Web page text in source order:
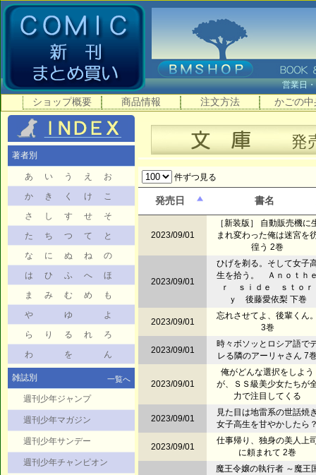
営業
ショップ概要 商品情報 注文方法 かごの中
著者別
あ い う え
お
か
き く け
こ
さ
し す せ
そ
た
ち つ て
と
な
に ぬ ね
の
は
ひ ふ へ
ほ
ま
み む め
も
や
ゆ
よ
ら
り る れ
ろ
わ
を ん
雑誌別 一覧へ
週刊少年ジャンプ
週刊少年マガジン
週刊少年サンデー
週刊少年チャンピオン
件ずつ見る
発売日 書名
2023/09/01
［新装版］ 自動販売機に
まれ変わった俺は迷宮を
徨う 2巻
2023/09/01
ひげを剃る。そして女子
生を拾う。 Ａｎｏｔｈ
ｒ ｓｉｄｅ ｓｔｏｒ
ｙ 後藤愛依梨 下巻
2023/09/01
忘れさせてよ、後輩くん
3巻
2023/09/01
時々ボソッとロシア語で
レる隣のアーリャさん 7
2023/09/01
俺がどんな選択をしよう
が、ＳＳ級美少女たちが
力で注目してくる
2023/09/01
見た目は地雷系の世話焼
女子高生を甘やかしたら
2023/09/01
仕事帰り、独身の美人上
に頼まれて 2巻
魔王令嬢の執行者 ～魔王